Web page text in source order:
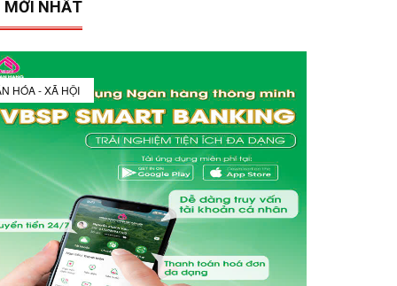
MỚI NHẤT
HÓA - XÃ HỘI